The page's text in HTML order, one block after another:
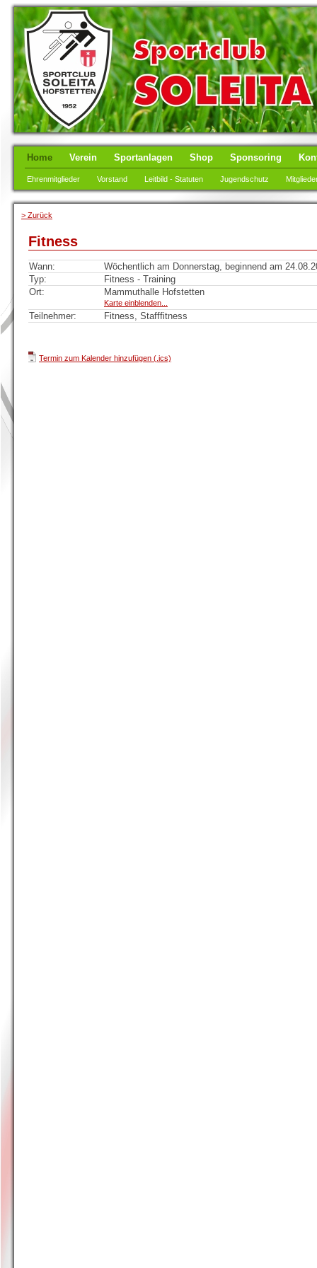
Home Verein Sportanlagen Shop Sponsoring
Ehrenmitglieder Vorstand Leitbild - Statuten Jugendschutz
> Zurück
Fitness
Wann:
Wöchentlich am Donnerstag, beginnend am
Typ:
Fitness - Training
Ort:
Mammuthalle Hofstetten
Karte einblenden...
Teilnehmer: Fitness, Stafffitness
Termin zum Kalender hinzufügen (.ics)